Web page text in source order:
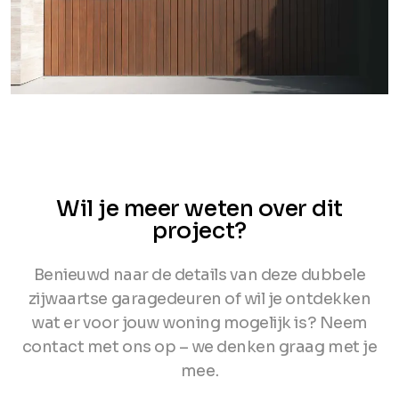
Wil je meer weten over dit
project?
Benieuwd naar de details van deze dubbele
zijwaartse garagedeuren of wil je ontdekken
wat er voor jouw woning mogelijk is? Neem
contact met ons op – we denken graag met je
mee.